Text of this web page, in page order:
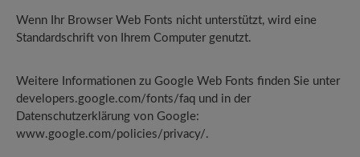
Wenn Ihr Browser Web Fonts nicht unterstützt, wird eine
Standardschrift von Ihrem Computer genutzt.
Weitere Informationen zu Google Web Fonts finden Sie unter
developers.google.com/fonts/faq und in der
Datenschutzerklärung von Google:
www.google.com/policies/privacy/.